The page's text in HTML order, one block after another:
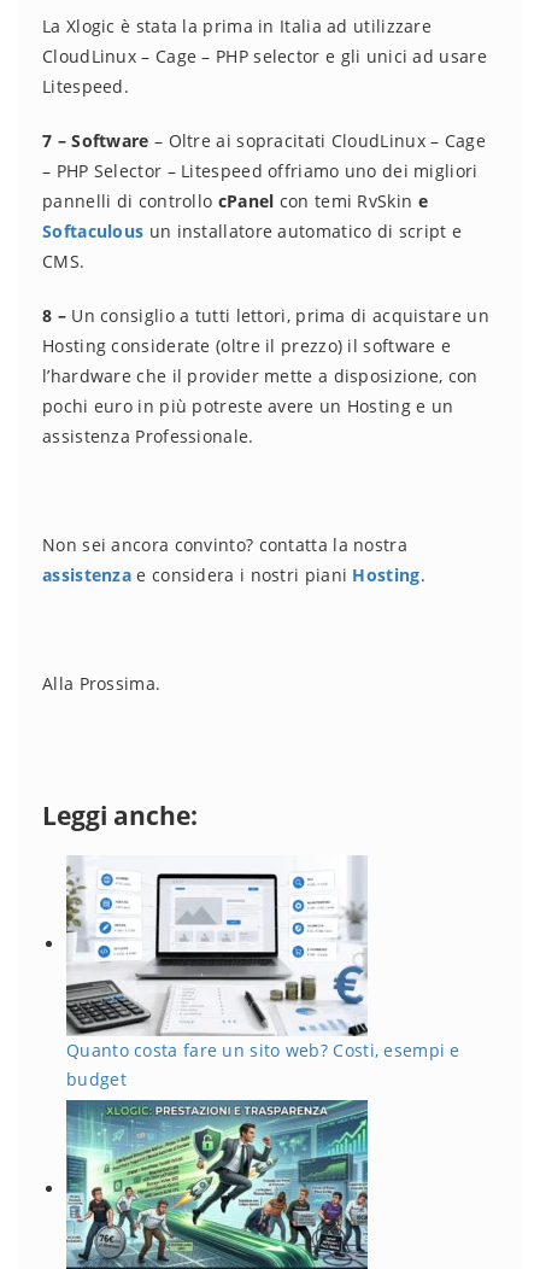
La Xlogic è stata la prima in Italia ad utilizzare
CloudLinux – Cage – PHP selector e gli unici ad usare
Litespeed.
7 – Software – Oltre ai sopracitati CloudLinux – Cage
– PHP Selector – Litespeed offriamo uno dei migliori
pannelli di controllo cPanel con temi RvSkin e
Softaculous un installatore automatico di script e
CMS.
8 –Un consiglio a tutti lettori, prima di acquistare un
Hosting considerate (oltre il prezzo) il software e
l’hardware che il provider mette a disposizione, con
pochi euro in più potreste avere un Hosting e un
assistenza Professionale.
Non sei ancora convinto? contatta la nostra
assistenza e considera i nostri piani Hosting.
Alla Prossima.
Leggi anche:
Quanto costa fare un sito web? Costi, esempi e
budget